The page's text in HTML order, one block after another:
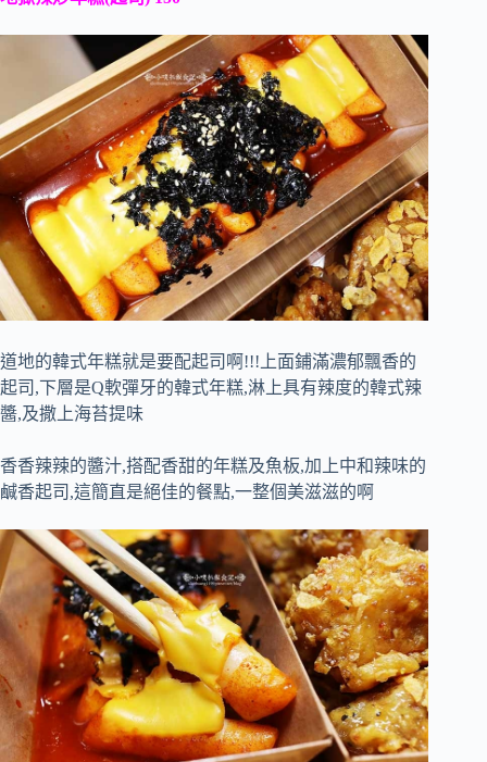
道地的韓式年糕就是要配起司啊!!!上面鋪滿濃郁飄香的
起司,下層是Q軟彈牙的韓式年糕,淋上具有辣度的韓式辣
醬,及撒上海苔提味
香香辣辣的醬汁,搭配香甜的年糕及魚板,加上中和辣味的
鹹香起司,這簡直是絕佳的餐點,一整個美滋滋的啊